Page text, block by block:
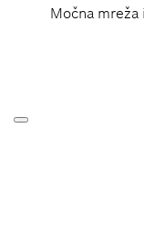
Močna